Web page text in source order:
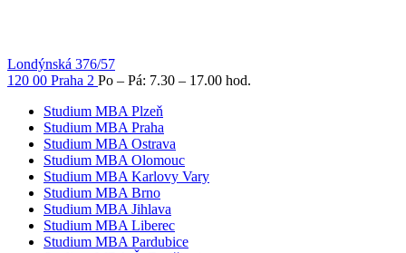
Londýnská 376/57
120 00 Praha 2 Po – Pá: 7.30 – 17.00 hod.
Studium MBA Plzeň
Studium MBA Praha
Studium MBA Ostrava
Studium MBA Olomouc
Studium MBA Karlovy Vary
Studium MBA Brno
Studium MBA Jihlava
Studium MBA Liberec
Studium MBA Pardubice